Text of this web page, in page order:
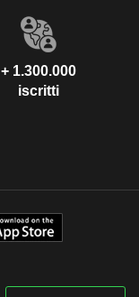
+ 1.300.000
iscritti